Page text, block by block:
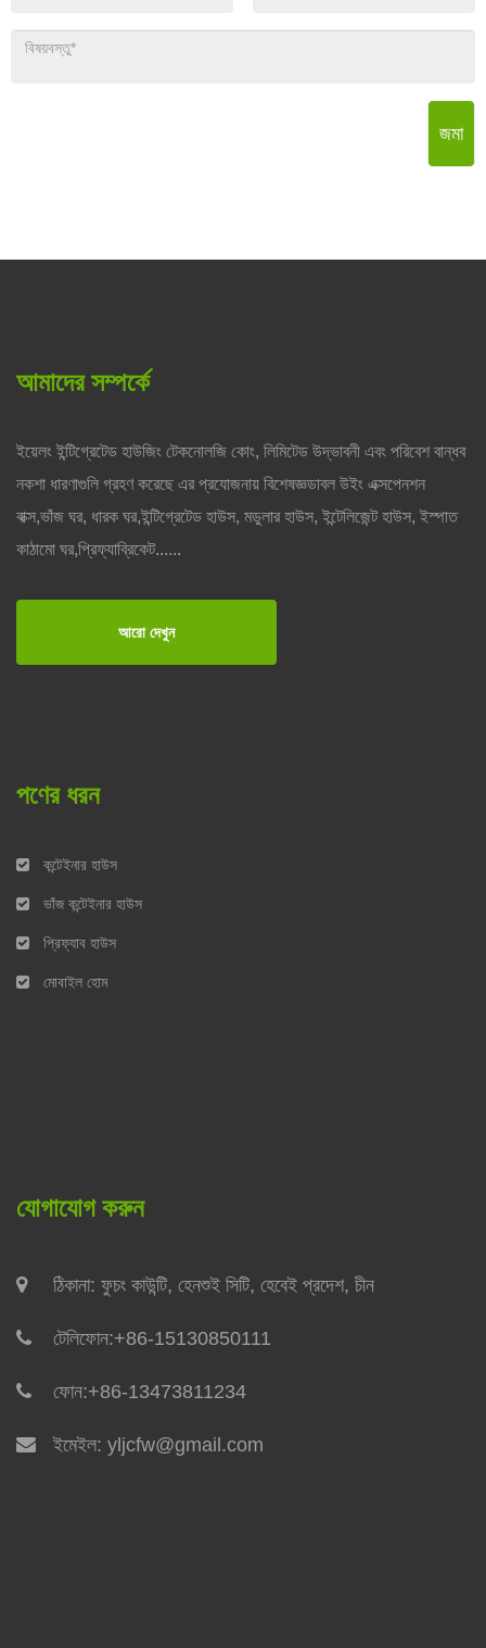
জমা
আমাদের সম্পর্কে
ইয়েলং ইন্টিগ্রেটেড হাউজিং টেকনোলজি কোং, লিমিটেড উদ্ভাবনী এবং পরিবেশ বান্ধব
নকশা ধারণাগুলি গ্রহণ করেছে এর প্রযোজনায় বিশেষজ্ঞডাবল উইং এক্সপেনশন
বাক্স,ভাঁজ ঘর, ধারক ঘর,ইন্টিগ্রেটেড হাউস, মডুলার হাউস, ইন্টেলিজেন্ট হাউস, ইস্পাত
কাঠামো ঘর,প্রিফ্যাব্রিকেট......
আরো দেখুন
পণের ধরন
কন্টেইনার হাউস
ভাঁজ কন্টেইনার হাউস
প্রিফ্যাব হাউস
মোবাইল হোম
যোগাযোগ করুন
ঠিকানা: ফুচং কাউন্টি, হেনশুই সিটি, হেবেই প্রদেশ, চীন
টেলিফোন:+86-15130850111
ফোন:+86-13473811234
ইমেইল: yljcfw@gmail.com